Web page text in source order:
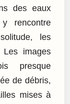
des eaux
rencontre
les
Les images
presque
de débris,
mises à